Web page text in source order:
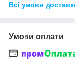
Всі умови
Умови оплати